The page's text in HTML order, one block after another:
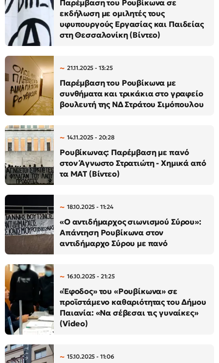
Παρέμβαση του Ρουβίκωνα σε
εκδήλωση με ομιλητές τους
υφυπουργούς Εργασίας και Παιδείας
στη Θεσσαλονίκη (Βίντεο)
21.11.2025 - 13:25
Παρέμβαση του Ρουβίκωνα με
συνθήματα και τρικάκια στο γραφείο
βουλευτή της ΝΔ Στράτου Σιμόπουλου
14.11.2025 - 20:28
Ρουβίκωνας: Παρέμβαση με πανό
στον Άγνωστο Στρατιώτη - Χημικά από
τα ΜΑΤ (Βίντεο)
18.10.2025 - 11:24
«Ο αντιδήμαρχος σιωνισμού Σύρου»:
Απάντηση Ρουβίκωνα στον
αντιδήμαρχο Σύρου με πανό
16.10.2025 - 21:25
«Έφοδος» του «Ρουβίκωνα» σε
προϊστάμενο καθαριότητας του Δήμου
Παιανία: «Να σέβεσαι τις γυναίκες»
(Video)
15.10.2025 - 11:06